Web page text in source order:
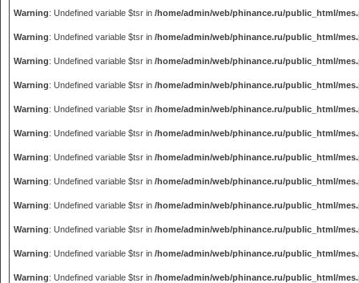
Warning: Undefined variable $tsr in /home/admin/web/phinance.ru/public_html/
Warning: Undefined variable $tsr in /home/admin/web/phinance.ru/public_html/
Warning: Undefined variable $tsr in /home/admin/web/phinance.ru/public_html/
Warning: Undefined variable $tsr in /home/admin/web/phinance.ru/public_html/
Warning: Undefined variable $tsr in /home/admin/web/phinance.ru/public_html/
Warning: Undefined variable $tsr in /home/admin/web/phinance.ru/public_html/
Warning: Undefined variable $tsr in /home/admin/web/phinance.ru/public_html/
Warning: Undefined variable $tsr in /home/admin/web/phinance.ru/public_html/
Warning: Undefined variable $tsr in /home/admin/web/phinance.ru/public_html/
Warning: Undefined variable $tsr in /home/admin/web/phinance.ru/public_html/
Warning: Undefined variable $tsr in /home/admin/web/phinance.ru/public_html/
Warning: Undefined variable $tsr in /home/admin/web/phinance.ru/public_html/